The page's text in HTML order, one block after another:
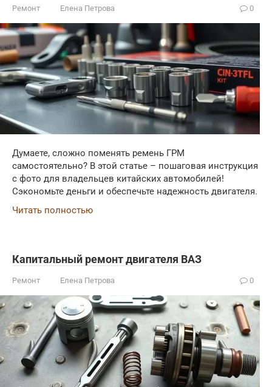
Ремонт Елена Петрова 0
Думаете, сложно поменять ремень ГРМ
самостоятельно? В этой статье – пошаговая инструкция
с фото для владельцев китайских автомобилей!
Сэкономьте деньги и обеспечьте надежность двигателя.
Читать полностью
Капитальный ремонт двигателя ВАЗ
Ремонт Елена Петрова 0